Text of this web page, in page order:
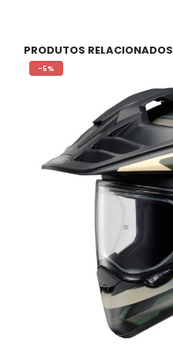
PRODUTOS RELACIONADOS
-5%